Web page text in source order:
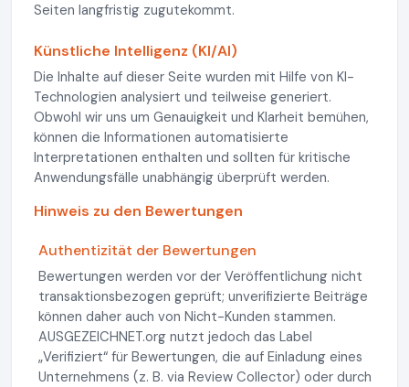
Seiten langfristig zugutekommt.
Künstliche Intelligenz (KI/AI)
Die Inhalte auf dieser Seite wurden mit Hilfe von KI-
Technologien analysiert und teilweise generiert.
Obwohl wir uns um Genauigkeit und Klarheit bemühen,
können die Informationen automatisierte
Interpretationen enthalten und sollten für kritische
Anwendungsfälle unabhängig überprüft werden.
Hinweis zu den Bewertungen
Authentizität der Bewertungen
Bewertungen werden vor der Veröffentlichung nicht
transaktionsbezogen geprüft; unverifizierte Beiträge
können daher auch von Nicht-Kunden stammen.
AUSGEZEICHNET.org nutzt jedoch das Label
„Verifiziert“ für Bewertungen, die auf Einladung eines
Unternehmens (z. B. via Review Collector) oder durch